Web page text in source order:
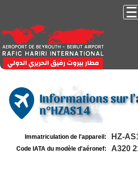
Informations sur
n°HZAS14
Immatriculation de l'appareil: HZ-
Code IATA du modèle d'aéronef: A320